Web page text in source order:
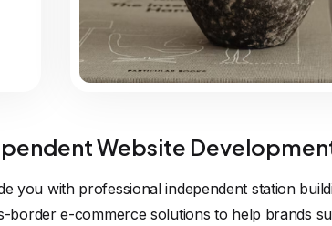
Website
you with professional independent station
border e-commerce solutions to help brands